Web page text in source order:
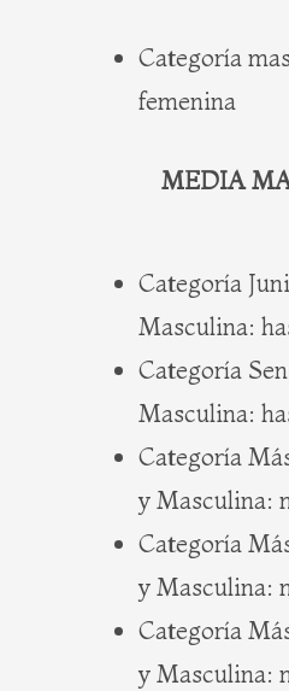
Categoría
femenina
MEDIA
Categoría
Masculina:
Categoría
Masculina:
Categoría
y Masculina:
Categoría
y Masculina:
Categoría
y Masculina: